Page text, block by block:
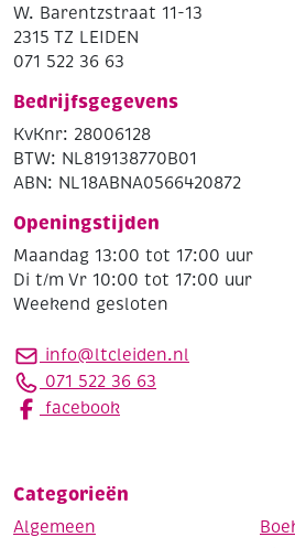
W. Barentzstraat 11-13
2315 TZ LEIDEN
071 522 36 63
Bedrijfsgegevens
KvKnr: 28006128
BTW: NL819138770B01
ABN: NL18ABNA0566420872
Openingstijden
Maandag 13:00 tot 17:00 uur
Di t/m Vr 10:00 tot 17:00 uur
Weekend gesloten
info@ltcleiden.nl
071 522 36 63
facebook
Categorieën
Algemeen